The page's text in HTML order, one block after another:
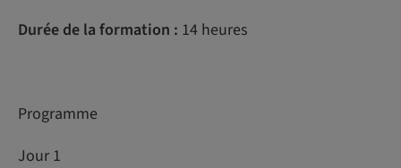
Durée de la formation : 14 heures
Programme
Jour 1